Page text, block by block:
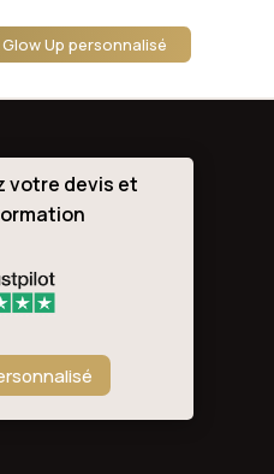
Up personnalisé
votre devis et